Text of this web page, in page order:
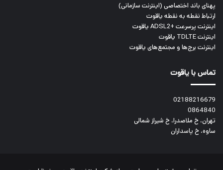
پهنای باند اختصاصی (اینترنت سازمانی)
ارتباط نقطه به نقطه یاقوت
اینترنت پرسرعت +ADSL2 یاقوت
اینترنت TDLTE یاقوت
اینترنت برج‌ها و مجتمع‌های یاقوت
تماس با یاقوت
02188216679
0864840
تهران، خ ملاصدرا، خ شیراز شمالی
ساوه، خ پاسداران